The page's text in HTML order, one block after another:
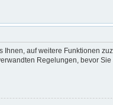
auf weitere Funktionen
Regelungen, bevor Sie